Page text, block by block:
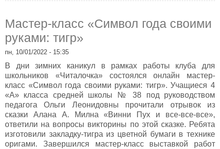
Мастер-класс «Символ года своими
руками: тигр»
пн, 10/01/2022 - 15:35
В дни зимних каникул в рамках работы клуба для
школьников «Читалочка» состоялся онлайн мастер-
класс «Символ года своими руками: тигр». Учащиеся 4
«А» класса средней школы № 38 под руководством
педагога Ольги Леонидовны прочитали отрывок из
сказки Алана А. Милна «Винни Пух и все-все-все»,
ответили на вопросы викторины по этой сказке. Ребята
изготовили закладку-тигра из цветной бумаги в технике
оригами. Завершился мастер-класс выставкой работ